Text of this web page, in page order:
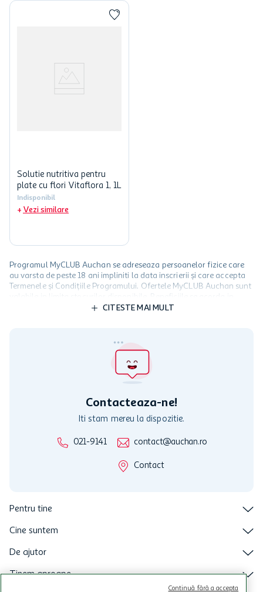
Solutie nutritiva pentru
plate cu flori Vitaflora 1, 1L
Indisponibil
Vezi similare
Programul MyCLUB Auchan se adreseaza persoanelor fizice care
au varsta de peste 18 ani impliniti la data inscrierii și care accepta
Termenele și Condițiile Programului. Ofertele MyCLUB Auchan sunt
limita a 12 unitati / card client o singura data in perioada promotiei.
activitati in afara celor mentionate in Termene si Conditii. Auchan
nu raspunde pentru imposibilitatea utilizarii Cardului in perioada in
care aceste este suspendat sau in perioada in care sunt efectuate
CITESTE MAI MULT
Contacteaza-ne!
Iti stam mereu la dispozitie.
021-9141 contact@auchan.ro
Contact
Pentru tine
Cine suntem
De ajutor
Tinem aproape
Continuă fără a accepta